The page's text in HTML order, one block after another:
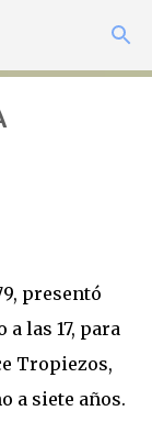
presentó
las 17, para
Tropiezos,
a siete años.